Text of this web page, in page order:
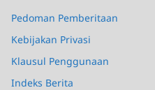
Pedoman Pemberitaan
Kebijakan Privasi
Klausul Penggunaan
Indeks Berita